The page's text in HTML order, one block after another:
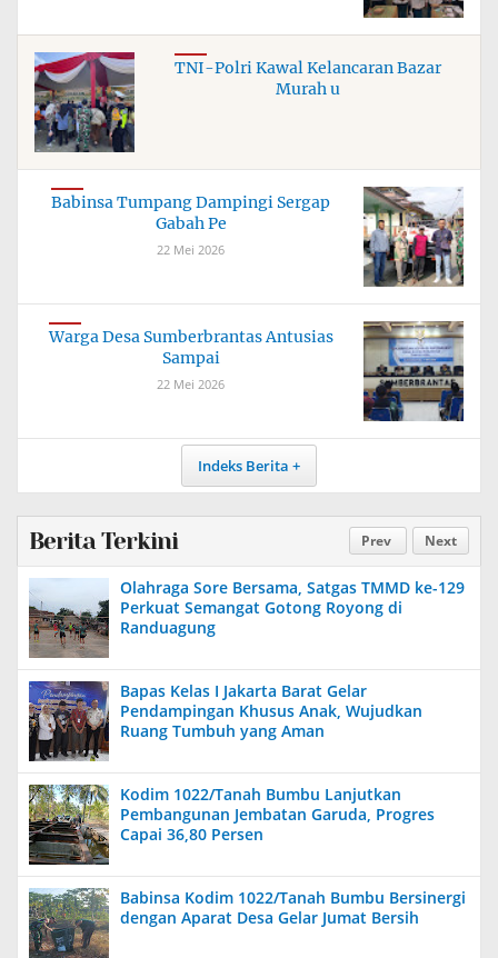
TNI-Polri Kawal Kelancaran Bazar
Murah u
Babinsa Tumpang Dampingi Sergap
Gabah Pe
22 Mei 2026
Warga Desa Sumberbrantas Antusias
Sampai
22 Mei 2026
Indeks Berita
Prev Next
Berita Terkini
Olahraga Sore Bersama, Satgas TMMD ke-129
Perkuat Semangat Gotong Royong di
Randuagung
Bapas Kelas I Jakarta Barat Gelar
Pendampingan Khusus Anak, Wujudkan
Ruang Tumbuh yang Aman
Kodim 1022/Tanah Bumbu Lanjutkan
Pembangunan Jembatan Garuda, Progres
Capai 36,80 Persen
Babinsa Kodim 1022/Tanah Bumbu Bersinergi
dengan Aparat Desa Gelar Jumat Bersih